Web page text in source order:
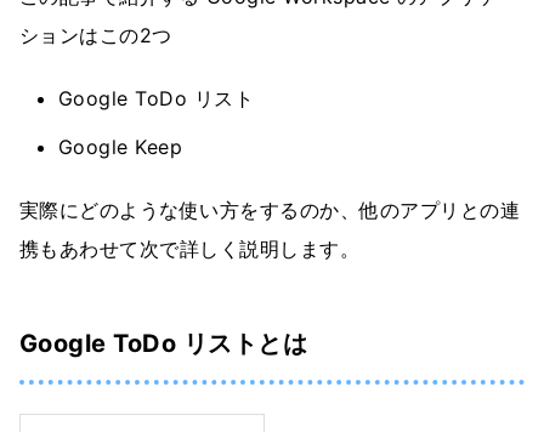
ションはこの2つ
Google ToDo リスト
Google Keep
実際にどのような使い方をするのか、他のアプリとの連
携もあわせて次で詳しく説明します。
Google ToDo リストとは